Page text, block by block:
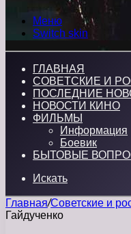
Меню
Switch skin
ГЛАВНАЯ
СОВЕТСКИЕ И
ПОСЛЕДНИЕ
НОВОСТИ КИНО
ФИЛЬМЫ
Информация
Боевик
БЫТОВЫЕ
Искать
Главная/Советские и
Гайдученко